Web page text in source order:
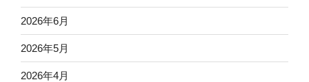
2026年6月
2026年5月
2026年4月